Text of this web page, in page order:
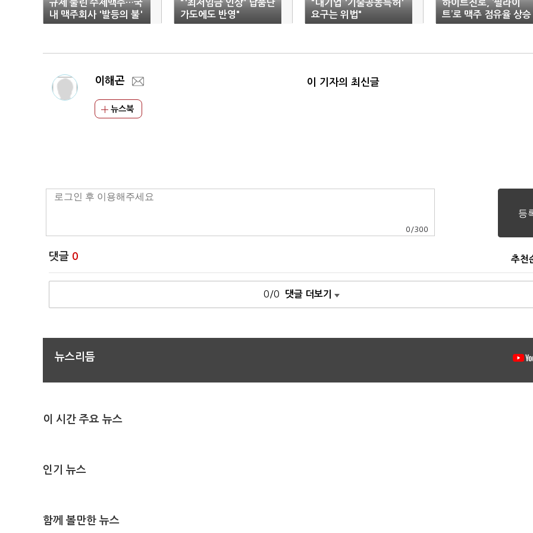
규제 풀린 수제맥주…국
내 맥주회사 '발등의 불'
"'최저임금 인상' 납품단
가도에도 반영"
"대기업 '기술공동특허'
요구는 위법"
하이트진로, ‘필라이
트’로 맥주 점유율 상승
기대-삼성증권
이해곤
뉴스북
이 기자의 최신글
0 /300
댓글 0 추천
0/0 댓글 더보기
뉴스리듬
이 시간 주요 뉴스
인기 뉴스
함께 볼만한 뉴스